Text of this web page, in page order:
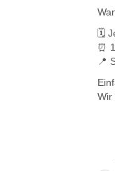
🗓️
⏰
📍
Wir